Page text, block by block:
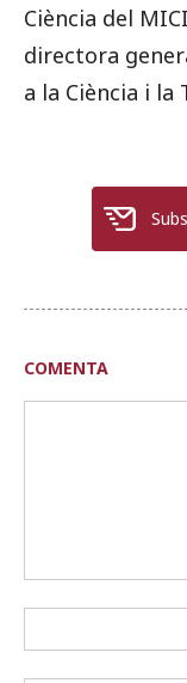
Ciència del
directora
a la Ciència i la
COMENTA